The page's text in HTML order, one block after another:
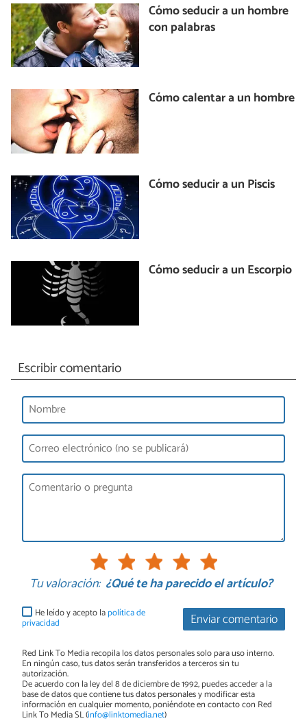
Cómo seducir a un hombre
con palabras
Cómo calentar a un hombre
Cómo seducir a un Piscis
Cómo seducir a un Escorpio
Escribir comentario
Tu valoración: ¿Qué te ha parecido el artículo?
Enviar comentario
He leído y acepto lapolítica de
privacidad
Red Link To Media recopila los datos personales solo para uso interno.
En ningún caso, tus datos serán transferidos a terceros sin tu
autorización.
De acuerdo con la ley del 8 de diciembre de 1992, puedes acceder a la
base de datos que contiene tus datos personales y modificar esta
información en cualquier momento, poniéndote en contacto con Red
Link To Media SL (info@linktomedia.net)